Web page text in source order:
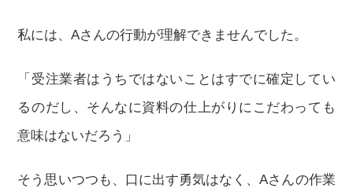
私には、Aさんの行動が理解できませんでした。
「受注業者はうちではないことはすでに確定してい
るのだし、そんなに資料の仕上がりにこだわっても
意味はないだろう」
そう思いつつも、口に出す勇気はなく、Aさんの作業